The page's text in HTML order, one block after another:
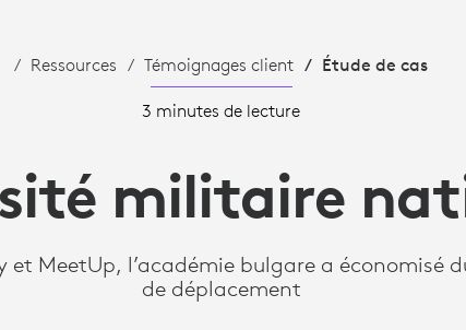
Ressources Témoignages client Étude de cas
3 minutes de lecture
militaire
et MeetUp, l’académie bulgare a économisé
de déplacement